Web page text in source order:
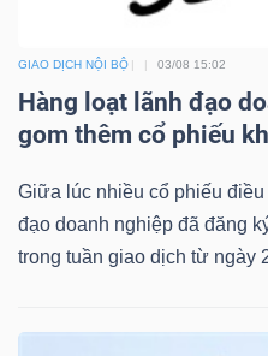
GIAO DỊCH NỘI BỘ 03/08 15:02
Hàng loạt lãnh đạo
gom thêm cổ phiếu
Giữa lúc nhiều cổ phiếu
đạo doanh nghiệp đã đăng
trong tuần giao dịch từ ngày